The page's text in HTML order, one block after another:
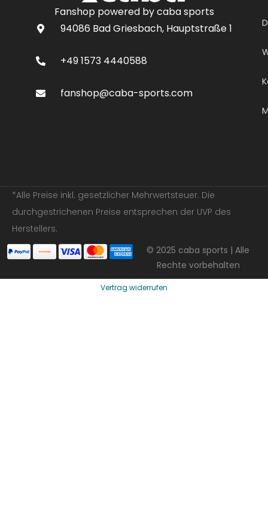
Fanshop powered by caba sports
94086 Bad Griesbach, Hauptstraße 1
+49 1573 4440588
fanshop@caba-sports.com
*Alle Preise inkl. gesetzlicher Mehrwertsteuer. Die
durchgestrichenen Preise entsprechen der UVP des
Herstellers.
© 2025 caba sports | Alle
Rechte vorbehalten
Vertrag widerrufen